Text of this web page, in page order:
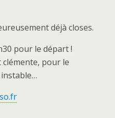
déjà closes.
pour le départ !
pour le